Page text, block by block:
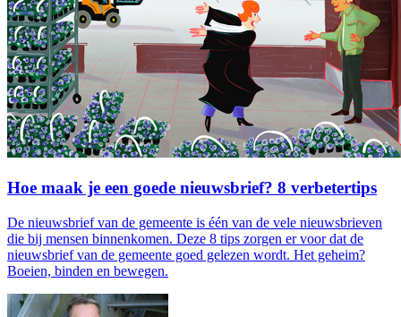
Hoe maak je een goede nieuwsbrief? 8 verbetertips
De nieuwsbrief van de gemeente is één van de vele nieuwsbrieven
die bij mensen binnenkomen. Deze 8 tips zorgen er voor dat de
nieuwsbrief van de gemeente goed gelezen wordt. Het geheim?
Boeien, binden en bewegen.